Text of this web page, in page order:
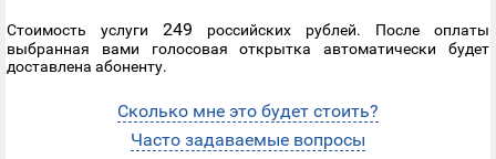
Стоимость услуги 249 российских рублей. После оплаты
выбранная вами голосовая открытка автоматически будет
доставлена абоненту.
Сколько мне это будет стоить?
Часто задаваемые вопросы